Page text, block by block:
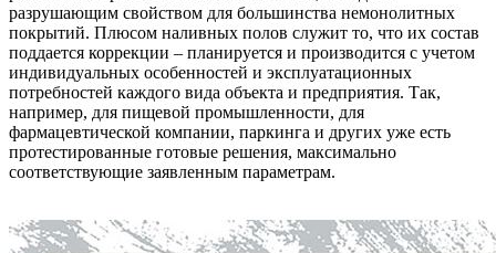
разрушающим свойством для большинства немонолитных
покрытий. Плюсом наливных полов служит то, что их состав
поддается коррекции – планируется и производится с учетом
индивидуальных особенностей и эксплуатационных
потребностей каждого вида объекта и предприятия. Так,
например, для пищевой промышленности, для
фармацевтической компании, паркинга и других уже есть
протестированные готовые решения, максимально
соответствующие заявленным параметрам.